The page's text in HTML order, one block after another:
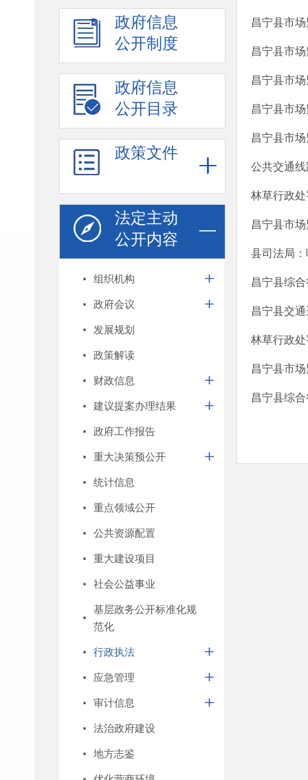
政府信息
公开制度
政府信息
公开目录
政策文件
法定主动
公开内容
组织机构
政府会议
发展规划
政策解读
财政信息
建议提案办理结果
政府工作报告
重大决策预公开
统计信息
重点领域公开
公共资源配置
重大建设项目
社会公益事业
基层政务公开标准化规
范化
行政执法
应急管理
审计信息
法治政府建设
地方志鉴
昌宁县市
昌宁县市
昌宁县市
昌宁县市
昌宁县市
公共交通
林草行政
昌宁县市
县司法局：
昌宁县综
昌宁县交
林草行政
昌宁县市
昌宁县综